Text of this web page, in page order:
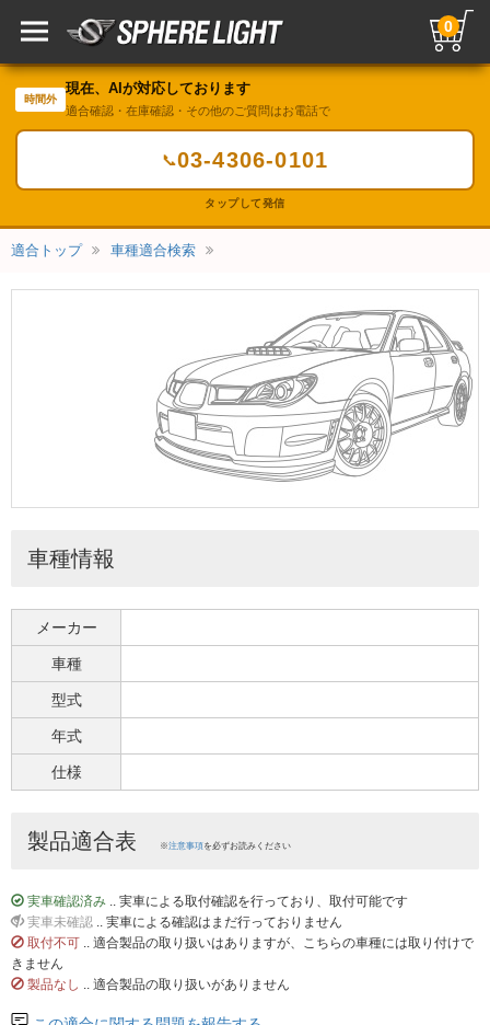
0
時間外
現在、AIが対応しております
適合確認・在庫確認・その他のご質問はお電話で
📞03-4306-0101
タップして発信
適合トップ 車種適合検索
車種情報
メーカー
車種
型式
年式
仕様
製品適合表 ※注意事項を必ずお読みください
実車確認済み .. 実車による取付確認を行っており、取付可能です
実車未確認 .. 実車による確認はまだ行っておりません
取付不可 .. 適合製品の取り扱いはありますが、こちらの車種には取り付けで
きません
製品なし .. 適合製品の取り扱いがありません